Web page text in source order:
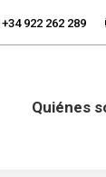
+34 922 262 289
Quiénes